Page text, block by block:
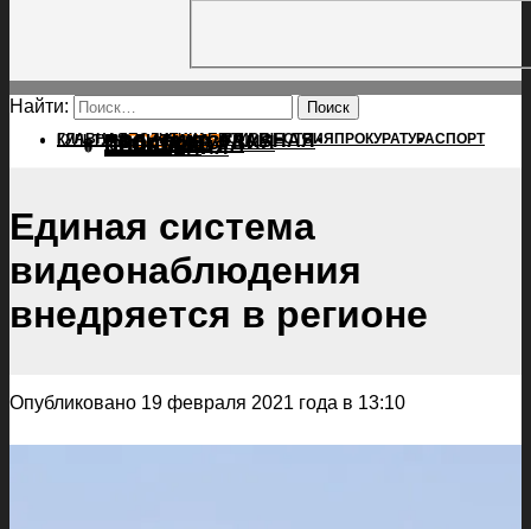
Найти:
ГЛАВНАЯПОЛИТИКАПРОИСШЕСТВИЯ ПРОКУРАТУРАСПОРТ
КУЛЬТУРАПОСЕЛЕНИЯГЛАВНАЯ
ПОЛИТИКА
ПРОИСШЕСТВИЯ
ПРОКУРАТУРА
СПОРТ
КУЛЬТУРА
ПОСЕЛЕНИЯ
Единая система
видеонаблюдения
внедряется в регионе
Опубликовано 19 февраля 2021 года в 13:10